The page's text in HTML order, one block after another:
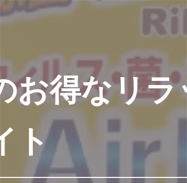
お得なリ
ト